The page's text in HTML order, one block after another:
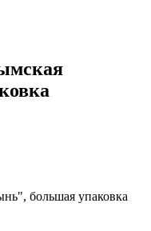
большая упаковка